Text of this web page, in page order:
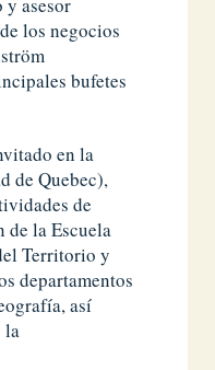
los negocios
bufetes
en la
de Quebec),
de
de la Escuela
Territorio y
departamentos
así
la